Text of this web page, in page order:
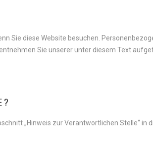
Sie diese Website besuchen.
Sie unserer unter diesem Text
„Hinweis zur Verantwortlichen Stelle“ in